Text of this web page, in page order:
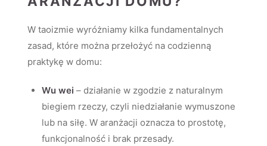
W taoizmie wyróżniamy kilka fundamentalnych
zasad, które można przełożyć na codzienną
praktykę w domu:
Wu wei – działanie w zgodzie z naturalnym
biegiem rzeczy, czyli niedziałanie wymuszone
lub na siłę. W aranżacji oznacza to prostotę,
funkcjonalność i brak przesady.